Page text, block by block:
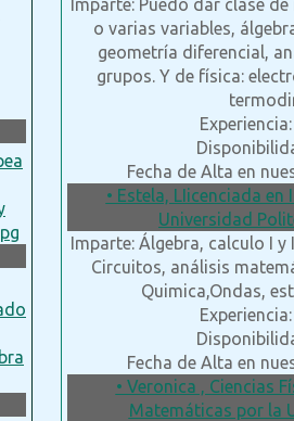
o varias variables,
geometría diferencial,
grupos. Y de física:
Fecha de Alta en
• Estela, LIicenciada
Universidad
Imparte: Álgebra, calculo I y
Circuitos, análisis
Quimica,Ondas,
Fecha de Alta en
• Veronica , Ciencias
Matemáticas por la